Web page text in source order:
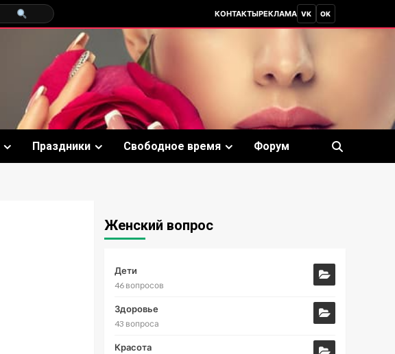
КОНТАКТЫРЕКЛАМА VK OK
Праздники Свободное время Форум
Женский вопрос
Дети
46 вопросов
Здоровье
43 вопроса
Красота